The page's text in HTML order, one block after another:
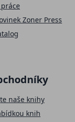
Zoner Press
naše knihy
knih